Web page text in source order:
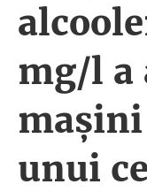
mg/l a
unui